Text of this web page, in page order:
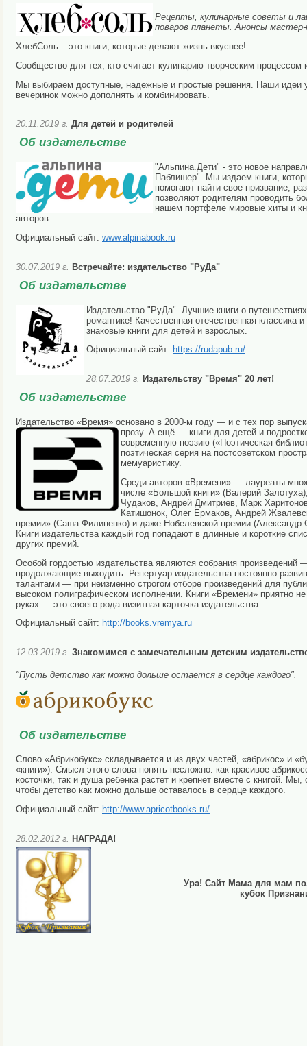
Рецепты, кулинарные советы и
поваров планеты. Анонсы мастер-
ХлебСоль – это книги, которые делают жизнь вкуснее!
Сообщество для тех, кто считает кулинарию творческим
Мы выбираем доступные, надежные и простые решения. Наши идеи
вечеринок можно дополнять и комбинировать.
20.11.2019 г. Для детей и родителей
Об издательстве
"Альпина.Дети" - это новое
Паблишер". Мы издаем книги,
помогают найти свое призвание,
позволяют родителям проводить
нашем портфеле мировые хиты и
авторов.
Официальный сайт: www.alpinabook.ru
30.07.2019 г. Встречайте: издательство "РуДа"
Об издательстве
Издательство "РуДа". Лучшие книги о
романтике! Качественная отечественная
знаковые книги для детей и взрослых.
Официальный сайт: https://rudapub.ru/
28.07.2019 г. Издательству "Время" 20 лет!
Об издательстве
Издательство «Время» основано в 2000-м году — и с тех пор
прозу. А ещё — книги для детей и
современную поэзию («Поэтическая
поэтическая серия на постсоветском
мемуаристику.
Среди авторов «Времени» — лауреаты
числе «Большой книги» (Валерий
Чудаков, Андрей Дмитриев, Марк
Катишонок, Олег Ермаков, Андрей
премии» (Саша Филипенко) и даже Нобелевской премии
Книги издательства каждый год попадают в длинные и короткие
других премий.
Особой гордостью издательства являются собрания
продолжающие выходить. Репертуар издательства постоянно
талантами — при неизменно строгом отборе произведений для
высоком полиграфическом исполнении. Книги «Времени» приятно
руках — это своего рода визитная карточка издательства.
Официальный сайт: http://books.vremya.ru
12.03.2019 г. Знакомимся с замечательным детским
"Пусть детство как можно дольше остается в сердце каждого".
Об издательстве
Слово «Абрикобукс» складывается и из двух частей, «абрикос» и
«книги»). Смысл этого слова понять несложно: как красивое
косточки, так и душа ребенка растет и крепнет вместе с книгой.
чтобы детство как можно дольше оставалось в сердце каждого.
Официальный сайт: http://www.apricotbooks.ru/
28.02.2012 г. НАГРАДА!
Ура! Сайт Мама для мам
кубок